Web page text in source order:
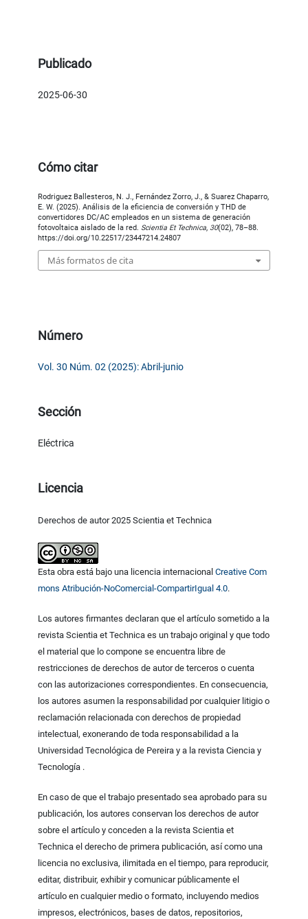
Publicado
2025-06-30
Cómo citar
Rodriguez Ballesteros, N. J., Fernández Zorro, J., & Suarez Chaparro,
E. W. (2025). Análisis de la eficiencia de conversión y THD de
convertidores DC/AC empleados en un sistema de generación
fotovoltaica aislado de la red. Scientia Et Technica, 30(02), 78–88.
https://doi.org/10.22517/23447214.24807
Más formatos de cita
Número
Vol. 30 Núm. 02 (2025): Abril-junio
Sección
Eléctrica
Licencia
Derechos de autor 2025 Scientia et Technica
Esta obra está bajo una licencia internacionalCreative Com
mons Atribución-NoComercial-CompartirIgual 4.0.
Los autores firmantes declaran que el artículo sometido a la
revista Scientia et Technica es un trabajo original y que todo
el material que lo compone se encuentra libre de
restricciones de derechos de autor de terceros o cuenta
con las autorizaciones correspondientes. En consecuencia,
los autores asumen la responsabilidad por cualquier litigio o
reclamación relacionada con derechos de propiedad
intelectual, exonerando de toda responsabilidad a la
Universidad Tecnológica de Pereira y a la revista Ciencia y
Tecnología .
En caso de que el trabajo presentado sea aprobado para su
publicación, los autores conservan los derechos de autor
sobre el artículo y conceden a la revista Scientia et
Technica el derecho de primera publicación, así como una
licencia no exclusiva, ilimitada en el tiempo, para reproducir,
editar, distribuir, exhibir y comunicar públicamente el
artículo en cualquier medio o formato, incluyendo medios
impresos, electrónicos, bases de datos, repositorios,